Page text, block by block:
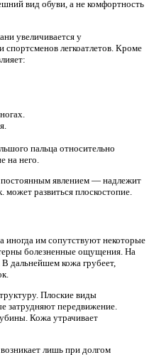
вид обуви, а не комфортность
увеличивается у
легкоатлетов. Кроме
пальца относительно
на него.
явлением — надлежит
может развиться плоскостопие.
им сопутствуют некоторые
болезненные ощущения. На
дальнейшем кожа грубеет,
Плоские виды
передвижение.
Кожа утрачивает
лишь при долгом